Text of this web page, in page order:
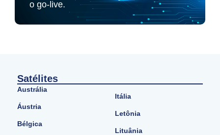
o go-live.
Satélites
Austrália
Áustria
Bélgica
Itália
Letônia
Lituânia